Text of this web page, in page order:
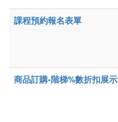
課程預約報名表單
商品訂購-階梯%數折扣展示